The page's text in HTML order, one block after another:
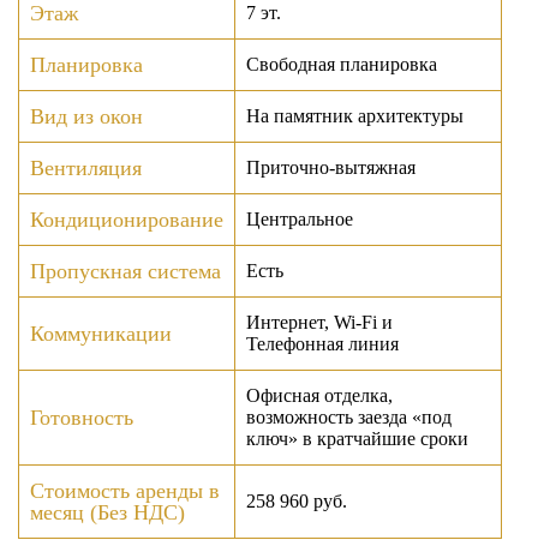
Этаж 7 эт.
Планировка Свободная планировка
Вид из окон На памятник архитектуры
Вентиляция Приточно-вытяжная
Кондиционирование Центральное
Пропускная система Есть
Коммуникации
Интернет, Wi-Fi и
Телефонная линия
Готовность
Офисная отделка,
возможность заезда «под
ключ» в кратчайшие сроки
Стоимость аренды в
месяц (Без НДС)
258 960 руб.